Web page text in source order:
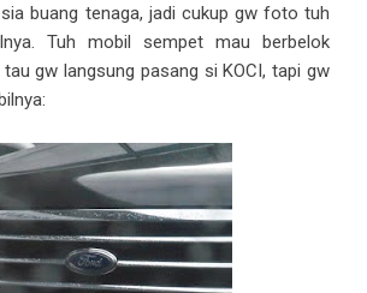
buang tenaga, jadi cukup gw foto tuh
Tuh mobil sempet mau berbelok
gw langsung pasang si KOCI, tapi gw